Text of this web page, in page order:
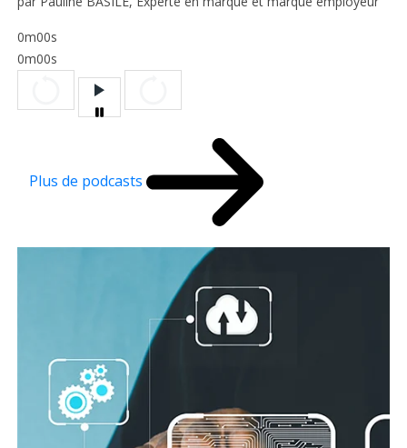
0m00s
0m00s
Plus de podcasts